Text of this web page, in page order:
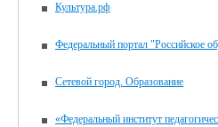
Культура.рф
Федеральный портал "Российское
Сетевой город. Образование
«Федеральный институт